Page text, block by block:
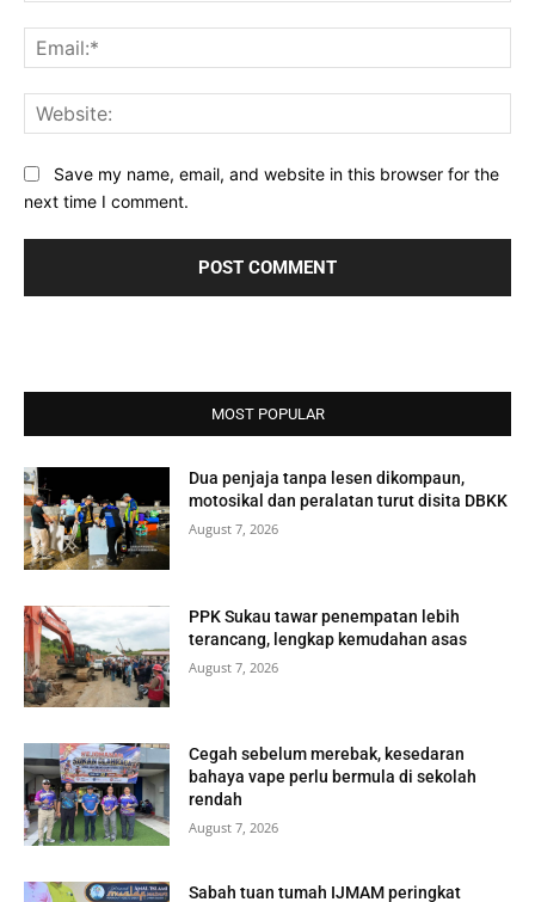
Save my name, email, and website in this browser for the
next time I comment.
MOST POPULAR
Dua penjaja tanpa lesen dikompaun,
motosikal dan peralatan turut disita DBKK
August 7, 2026
PPK Sukau tawar penempatan lebih
terancang, lengkap kemudahan asas
August 7, 2026
Cegah sebelum merebak, kesedaran
bahaya vape perlu bermula di sekolah
rendah
August 7, 2026
Sabah tuan tumah IJMAM peringkat